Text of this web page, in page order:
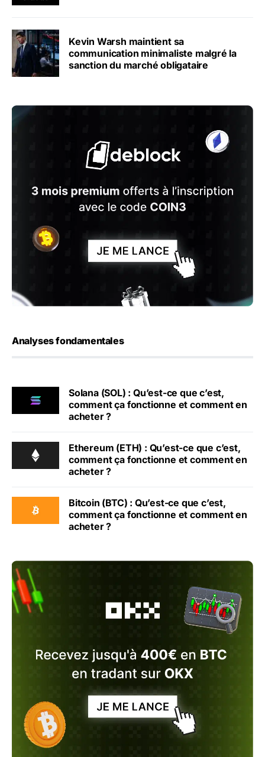
Kevin Warsh maintient sa
communication minimaliste malgré la
sanction du marché obligataire
Analyses fondamentales
Solana (SOL) : Qu’est-ce que c’est,
comment ça fonctionne et comment en
acheter ?
Ethereum (ETH) : Qu’est-ce que c’est,
comment ça fonctionne et comment en
acheter ?
Bitcoin (BTC) : Qu’est-ce que c’est,
comment ça fonctionne et comment en
acheter ?